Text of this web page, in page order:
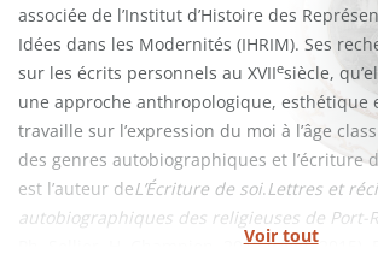
Voir tout
associée de l’Institut d’Histoire des
Idées dans les Modernités (IHRIM). Ses
sur les écrits person­nels au XVIIesiècle,
une approche anthropo­logique, esthétique
travaille sur l’expression du moi à l’âge
des genres autobiographiques et l’écriture
est l’auteur deL’Écriture de soi.Lettres et
autobiographiques des religieuses de Port-
Ph. Sellier, H. Champion, 2012 (rééd. 2015).